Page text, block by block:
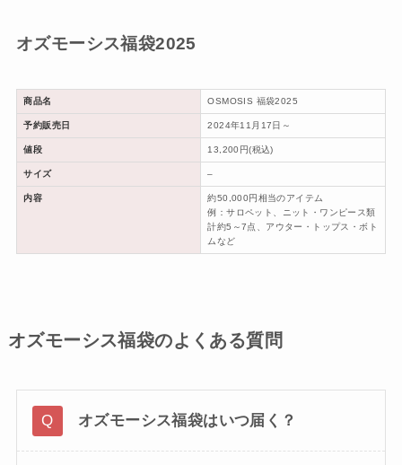
オズモーシス福袋2025
商品名 OSMOSIS 福袋2025
予約販売日 2024年11月17日～
値段 13,200円(税込)
サイズ –
内容
約50,000円相当のアイテム
例：サロペット、ニット・ワンピース類
計約5～7点、アウター・トップス・ボト
ムなど
オズモーシス福袋のよくある質問
オズモーシス福袋はいつ届く？